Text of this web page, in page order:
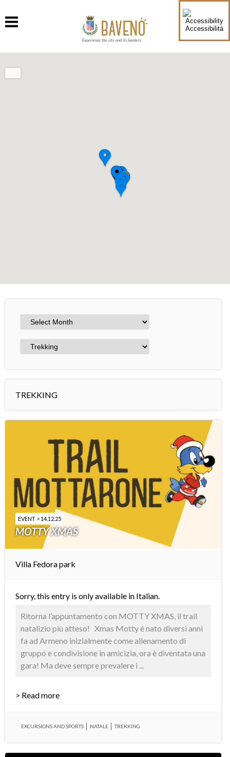
Accessibilità
Experience the city and its hamlets
TREKKING
EVENT > 14.12.25
MOTTY XMAS
Villa Fedora park
Sorry, this entry is only available in Italian.
Ritorna l’appuntamento con MOTTY XMAS, il trail
natalizio più atteso! Xmas Motty è nato diversi anni
fa ad Armeno inizialmente come allenamento di
gruppo e condivisione in amicizia, ora è diventata una
gara! Ma deve sempre prevalere i ...
> Read more
EXCURSIONS AND SPORTS NATALE TREKKING